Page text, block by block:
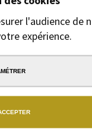
l'audience de
expérience.
79,00 €